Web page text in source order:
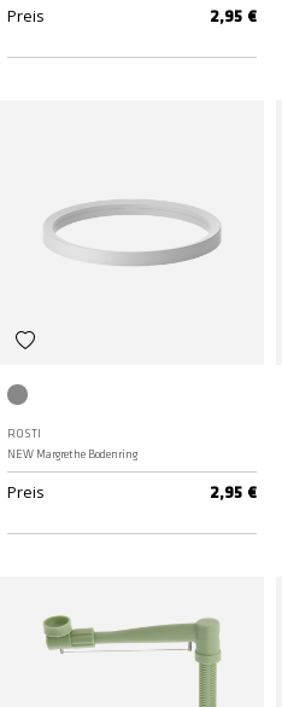
Preis 2,95 €
ROSTI
NEW Margrethe Bodenring
Preis 2,95 €